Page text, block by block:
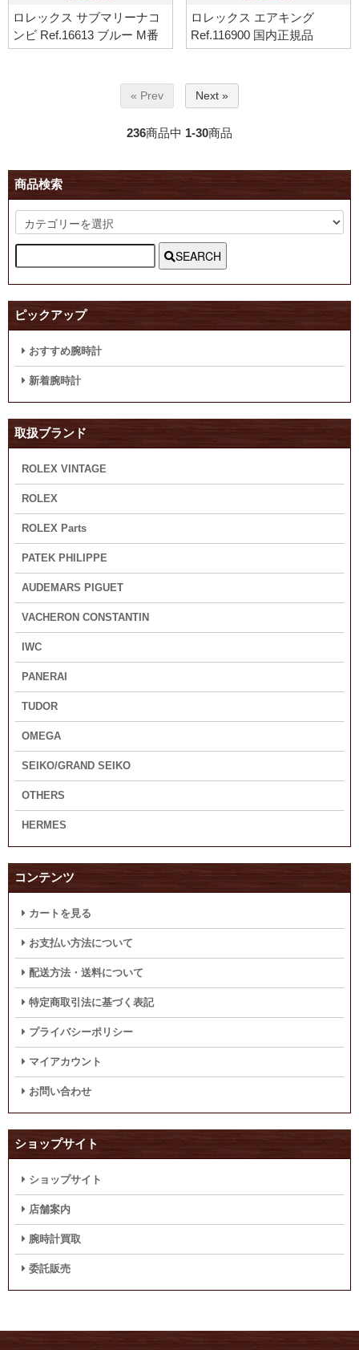
ロレックス サブマリーナコ
ンビ Ref.16613 ブルー M番
ロレックス エアキング
Ref.116900 国内正規品
« Prev Next »
236商品中 1-30商品
商品検索
SEARCH
ピックアップ
おすすめ腕時計
新着腕時計
取扱ブランド
ROLEX VINTAGE
ROLEX
ROLEX Parts
PATEK PHILIPPE
AUDEMARS PIGUET
VACHERON CONSTANTIN
IWC
PANERAI
TUDOR
OMEGA
SEIKO/GRAND SEIKO
OTHERS
HERMES
コンテンツ
カートを見る
お支払い方法について
配送方法・送料について
特定商取引法に基づく表記
プライバシーポリシー
マイアカウント
お問い合わせ
ショップサイト
ショップサイト
店舗案内
腕時計買取
委託販売